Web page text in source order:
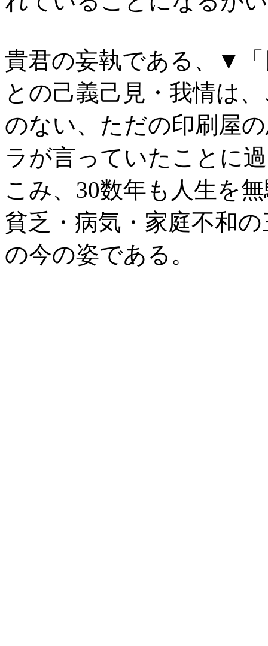
貴君の妄執である、▼「
との己義己見・我情は
のない、ただの印刷屋
ラが言っていたことに
こみ、30数年も人生を
貧乏・病気・家庭不和
の今の姿である。